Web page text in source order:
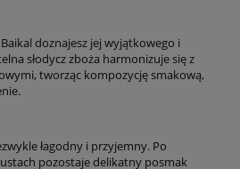
doznajesz jej wyjątkowego i
słodycz zboża harmonizuje się z
tworząc kompozycję smakową,
łagodny i przyjemny. Po
pozostaje delikatny posmak